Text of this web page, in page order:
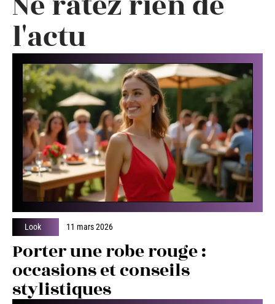
l'actu
Look 11 mars 2026
Porter une robe rouge :
occasions et conseils
stylistiques